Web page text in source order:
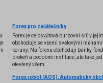
Forex pro začátečníky
Forex je celosvětová burzovní síť, v
obchoduje se všemi světovými
koruny. Na forexu obchodují banky,
brokeři a podobné instituce, ale také
otevřený všem.